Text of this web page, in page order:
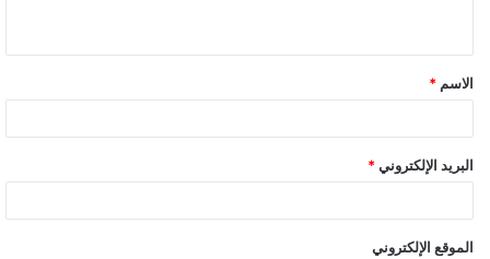
ق
*
الاسم *
البريد الإلكتروني *
الموقع الإلكتروني